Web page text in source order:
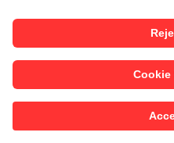
Гид посетителей